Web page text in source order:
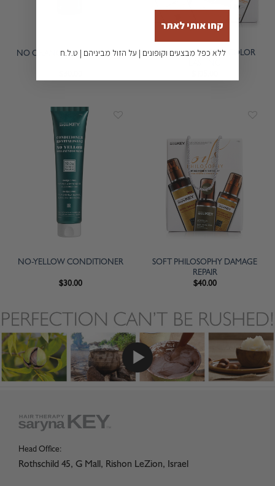
NO ORANGE CONDITIONER
TRIO GOES DEEPER COLOR
NO-YELLOW CONDITIONER
$30.00
SOFT PHILOSOPHY DAMAGE
REPAIR
$40.00
Head Office:
Rothschild 45, G Mall, Rishon LeZion, Israel
קחו אותי לאתר
ללא כפל מבצעים וקופונים | על הזול מביניהם | ט.ל.ח